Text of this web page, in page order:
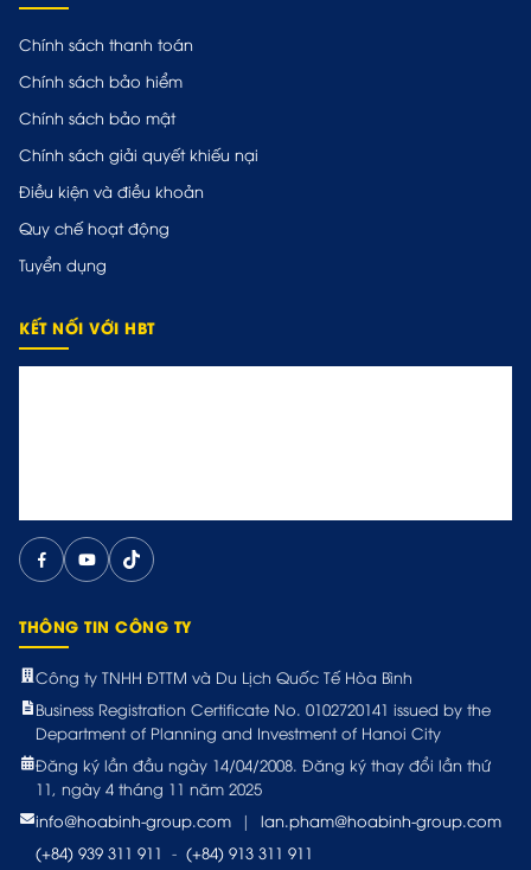
Chính sách thanh toán
Chính sách bảo hiểm
Chính sách bảo mật
Chính sách giải quyết khiếu nại
Điều kiện và điều khoản
Quy chế hoạt động
Tuyển dụng
KẾT NỐI VỚI HBT
THÔNG TIN CÔNG TY
Công ty TNHH ĐTTM và Du Lịch Quốc Tế Hòa Bình
Business Registration Certificate No. 0102720141 issued by the
Department of Planning and Investment of Hanoi City
Đăng ký lần đầu ngày 14/04/2008. Đăng ký thay đổi lần thứ
11, ngày 4 tháng 11 năm 2025
info@hoabinh-group.com
|
lan.pham@hoabinh-group.com
(+84) 939 311 911 - (+84) 913 311 911